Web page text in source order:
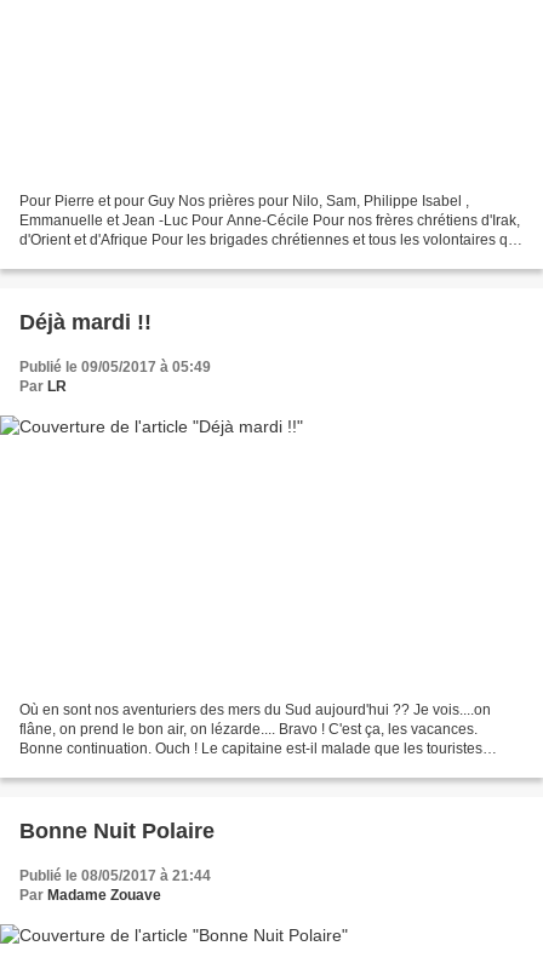
Pour Pierre et pour Guy Nos prières pour Nilo, Sam, Philippe Isabel ,
Emmanuelle et Jean -Luc Pour Anne-Cécile Pour nos frères chrétiens d'Irak,
d'Orient et d'Afrique Pour les brigades chrétiennes et tous les volontaires qui
Déjà mardi !!
Publié le 09/05/2017 à 05:49
Par LR
Où en sont nos aventuriers des mers du Sud aujourd'hui ?? Je vois....on
flâne, on prend le bon air, on lézarde.... Bravo ! C'est ça, les vacances.
Bonne continuation. Ouch ! Le capitaine est-il malade que les touristes
Bonne Nuit Polaire
Publié le 08/05/2017 à 21:44
Par Madame Zouave